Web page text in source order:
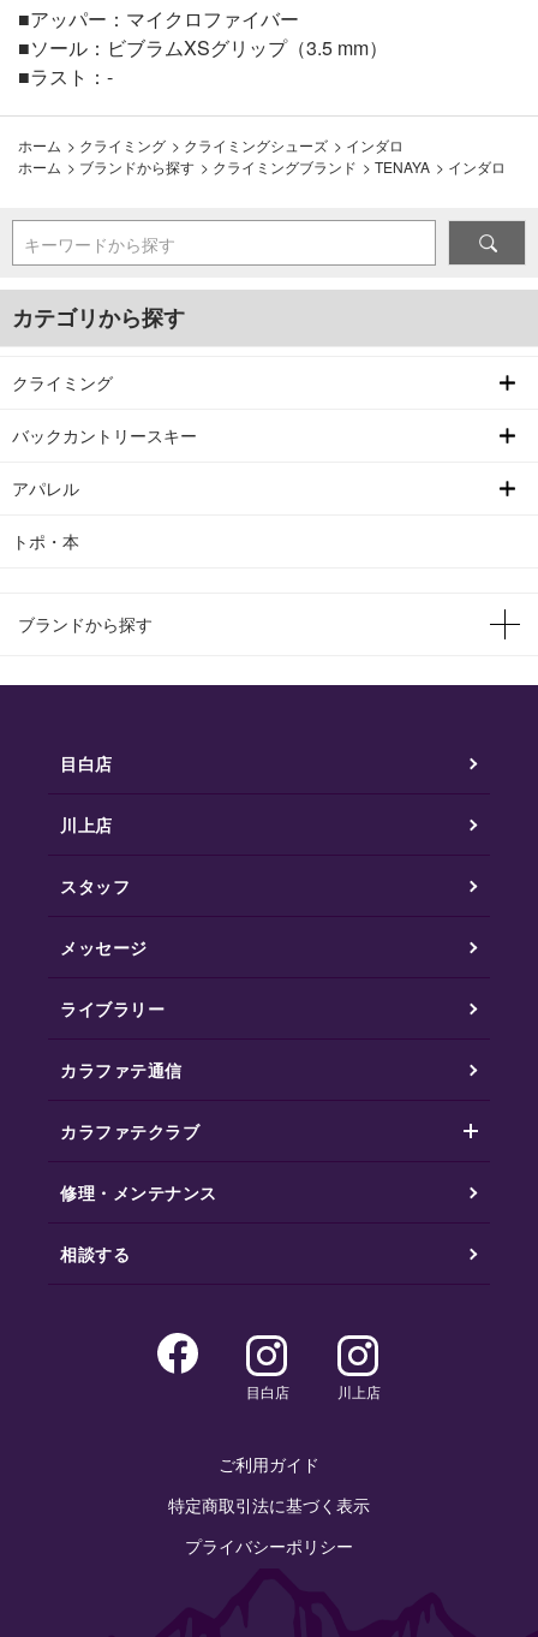
■アッパー：マイクロファイバー
■ソール：ビブラムXSグリップ（3.5 mm）
■ラスト：-
ホーム > クライミング > クライミングシューズ > インダロ
ホーム > ブランドから探す > クライミングブランド > TENAYA > インダロ
キーワードから探す
カテゴリから探す
クライミング
バックカントリースキー
アパレル
トポ・本
ブランドから探す
目白店
川上店
スタッフ
メッセージ
ライブラリー
カラファテ通信
カラファテクラブ
修理・メンテナンス
相談する
目白店 川上店
ご利用ガイド
特定商取引法に基づく表示
プライバシーポリシー